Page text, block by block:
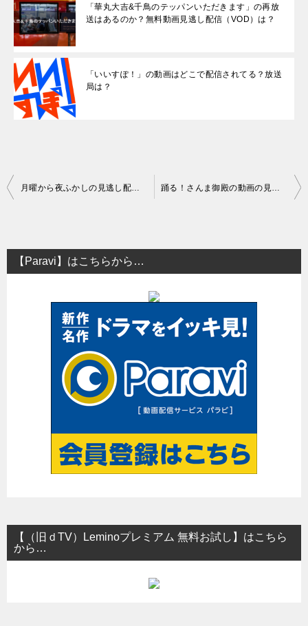
「華丸大吉&千鳥のテッパンいただきます」の再放
送はあるのか？無料動画見逃し配信（VOD）は？
「いいすぽ！」の動画はどこで配信されてる？放送
局は？
投
ビ
ゲ
月曜から夜ふかしの見逃し配信はある？再放送について 踊る！さんま御殿の動画の見逃し配信・再放送はある？
【Paravi】はこちらから…
【（旧ｄTV）Leminoプレミアム 無料お試し】はこちら
から…